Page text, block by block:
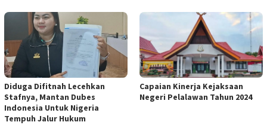
Diduga Difitnah Lecehkan
Stafnya, Mantan Dubes
Indonesia Untuk Nigeria
Tempuh Jalur Hukum
Capaian Kinerja Kejaksaan
Negeri Pelalawan Tahun 2024